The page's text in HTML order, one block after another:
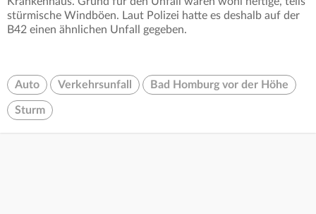
stürmische Windböen. Laut Polizei hatte es deshalb auf der
B42 einen ähnlichen Unfall gegeben.
Auto Verkehrsunfall Bad Homburg vor der Höhe
Sturm